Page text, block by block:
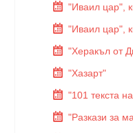
"Иваил цар",
"Иваил цар",
"Херакъл от
"Хазарт"
"101 текста
"Разкази за